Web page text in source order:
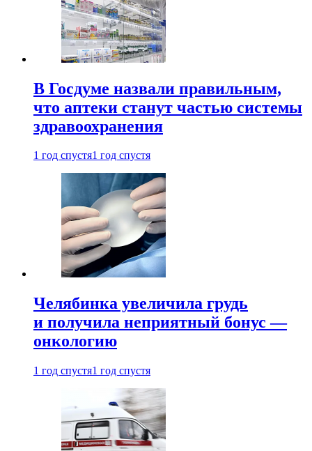
В Госдуме назвали правильным,
что аптеки станут частью системы
здравоохранения
1 год спустя1 год спустя
Челябинка увеличила грудь
и получила неприятный бонус —
онкологию
1 год спустя1 год спустя